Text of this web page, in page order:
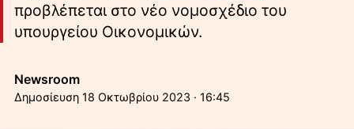
προβλέπεται στο νέο νομοσχέδιο του
υπουργείου Οικονομικών.
Newsroom
18 Οκτωβρίου 2023 · 16:45